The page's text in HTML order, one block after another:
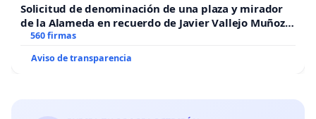
Solicitud de denominación de una plaza y mirador
de la Alameda en recuerdo de Javier Vallejo Muñoz
“Mazinger”
560 firmas
Aviso de transparencia